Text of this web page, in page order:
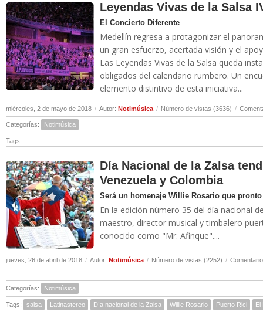
Leyendas Vivas de la Salsa
El Concierto Diferente
Medellín regresa a protagonizar el
un gran esfuerzo, acertada visión y el
Las Leyendas Vivas de la Salsa queda
obligados del calendario rumbero. Un
elemento distintivo de esta iniciativa...
miércoles, 2 de mayo de 2018 / Autor: Notimúsica / Número de vistas (3636) /
Categorías: Notimúsica
Tags:
Día Nacional de la Zalsa
Venezuela y Colombia
Será un homenaje Willie Rosario que
En la edición número 35 del día nacional
maestro, director musical y timbalero
conocido como "Mr. Afinque"....
jueves, 26 de abril de 2018 / Autor: Notimúsica / Número de vistas (2252) /
Categorías: Notimúsica
Tags: salsa Latinastereo Día nacional de la Zalsa Willie Rosario Puerto Rici El